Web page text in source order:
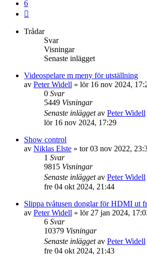
6
Trådar
Svar
Visningar
Senaste inlägget
Videospelare m meny för utställning
av Peter Widell » lör 16 nov 2024,
0 Svar
5449 Visningar
Senaste inläggetav Peter Widell
lör 16 nov 2024, 17:29
Show control
av Niklas Elste » tor 03 nov 2022,
1 Svar
9815 Visningar
Senaste inläggetav Peter Widell
fre 04 okt 2024, 21:44
Slippa tvåtusen donglar för HDMI ut
av Peter Widell » lör 27 jan 2024,
6 Svar
10379 Visningar
Senaste inläggetav Peter Widell
fre 04 okt 2024, 21:43